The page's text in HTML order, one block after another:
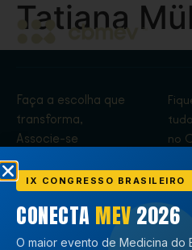
Tatiana
Faça a escolha que
transforma,
Associe-se
Associe-se
no
IX CONGRESSO BRASILEIRO
CONECTA MEV 2026
O maior evento de Medicina do